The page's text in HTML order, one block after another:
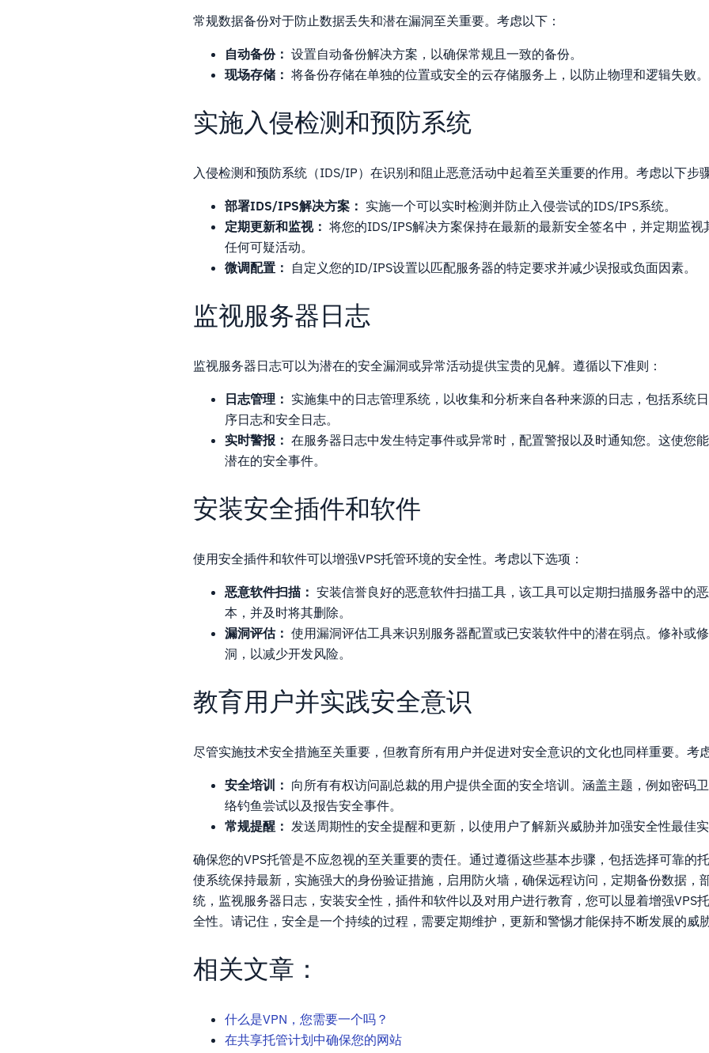
常规数据备份对于防止数据丢失和潜在漏洞至关重要。考虑以下：
自动备份： 设置自动备份解决方案，以确保常规且一致的备份。
现场存储： 将备份存储在单独的位置或安全的云存储服务上，以防止物理和逻辑失败。
实施入侵检测和预防系统
入侵检测和预防系统（IDS/IP）在识别和阻止恶意活动中起着至关重要的作用。考虑以下步
部署IDS/IPS解决方案： 实施一个可以实时检测并防止入侵尝试的IDS/IPS系统。
定期更新和监视： 将您的IDS/IPS解决方案保持在最新的最新安全签名中，并定期监视
任何可疑活动。
微调配置： 自定义您的ID/IPS设置以匹配服务器的特定要求并减少误报或负面因素。
监视服务器日志
监视服务器日志可以为潜在的安全漏洞或异常活动提供宝贵的见解。遵循以下准则：
日志管理： 实施集中的日志管理系统，以收集和分析来自各种来源的日志，包括系统
序日志和安全日志。
实时警报： 在服务器日志中发生特定事件或异常时，配置警报以及时通知您。这使您
潜在的安全事件。
安装安全插件和软件
使用安全插件和软件可以增强VPS托管环境的安全性。考虑以下选项：
恶意软件扫描： 安装信誉良好的恶意软件扫描工具，该工具可以定期扫描服务器中的
本，并及时将其删除。
漏洞评估： 使用漏洞评估工具来识别服务器配置或已安装软件中的潜在弱点。修补或
洞，以减少开发风险。
教育用户并实践安全意识
尽管实施技术安全措施至关重要，但教育所有用户并促进对安全意识的文化也同样重要。考
安全培训： 向所有有权访问副总裁的用户提供全面的安全培训。涵盖主题，例如密码
络钓鱼尝试以及报告安全事件。
常规提醒： 发送周期性的安全提醒和更新，以使用户了解新兴威胁并加强安全性最佳实
确保您的VPS托管是不应忽视的至关重要的责任。通过遵循这些基本步骤，包括选择可靠的
使系统保持最新，实施强大的身份验证措施，启用防火墙，确保远程访问，定期备份数据，
统，监视服务器日志，安装安全性，插件和软件以及对用户进行教育，您可以显着增强VPS
全性。请记住，安全是一个持续的过程，需要定期维护，更新和警惕才能保持不断发展的威胁
相关文章：
什么是VPN，您需要一个吗？
在共享托管计划中确保您的网站